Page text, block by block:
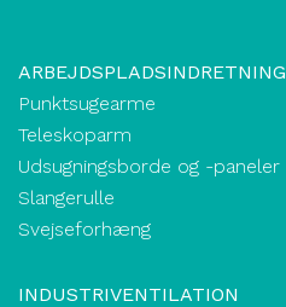
ARBEJDSPLADSINDRETNING
Punktsugearme
Teleskoparm
Udsugningsborde og -paneler
Slangerulle
Svejseforhæng
INDUSTRIVENTILATION